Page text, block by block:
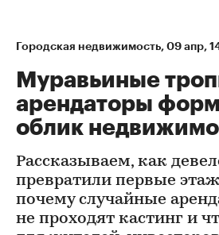
Городская недвижимость 09 апр,
Муравьиные
арендаторы
облик
Рассказываем, как
превратили первые
почему случайные
не проходят кастинг и